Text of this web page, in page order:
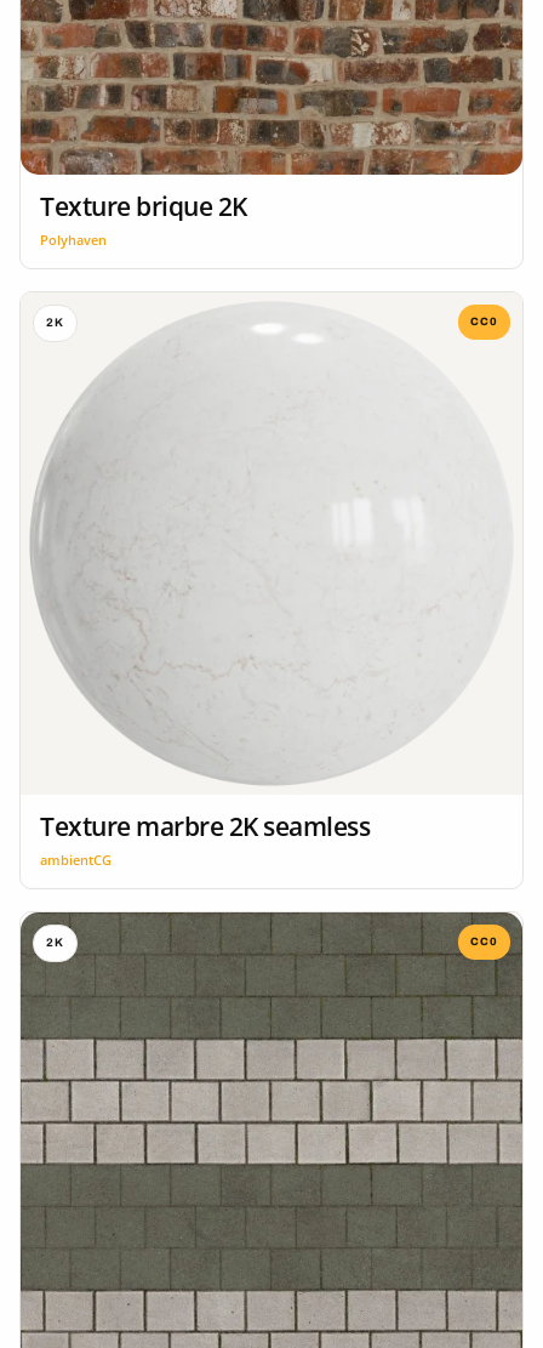
Texture brique 2K
Polyhaven
2K CC0
Texture marbre 2K seamless
ambientCG
2K CC0